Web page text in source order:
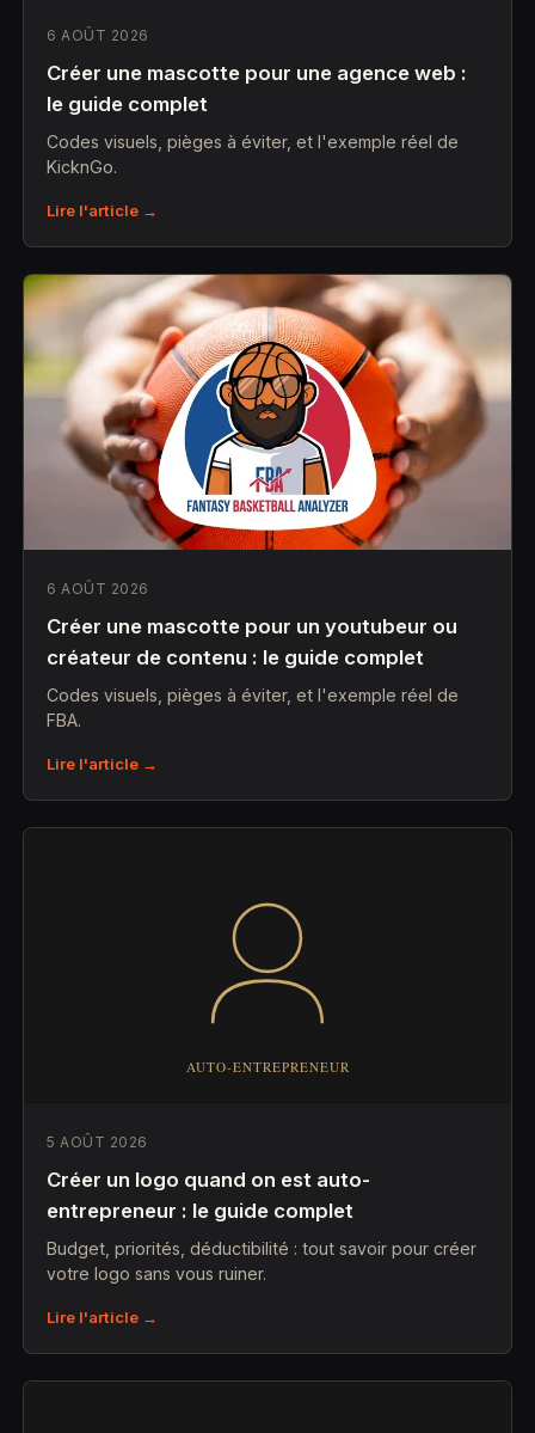
6 AOÛT 2026
Créer une mascotte pour une agence web :
le guide complet
Codes visuels, pièges à éviter, et l'exemple réel de
KicknGo.
Lire l'article →
6 AOÛT 2026
Créer une mascotte pour un youtubeur ou
créateur de contenu : le guide complet
Codes visuels, pièges à éviter, et l'exemple réel de
FBA.
Lire l'article →
5 AOÛT 2026
Créer un logo quand on est auto-
entrepreneur : le guide complet
Budget, priorités, déductibilité : tout savoir pour créer
votre logo sans vous ruiner.
Lire l'article →